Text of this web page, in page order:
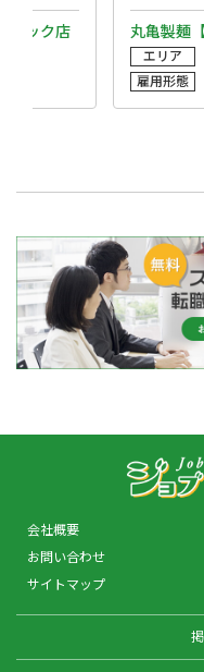
シック店 丸亀製麺
エリア
雇用形態
会社概要
お問い合わせ
サイトマップ